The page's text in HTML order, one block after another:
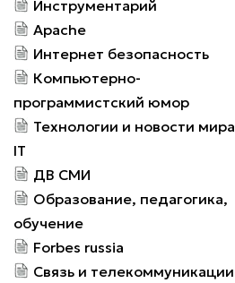
Инструментарий
Apache
Интернет безопасность
Компьютерно-
программистский юмор
Технологии и новости мира
IT
ДВ СМИ
Образование, педагогика,
обучение
Forbes russia
Связь и телекоммуникации